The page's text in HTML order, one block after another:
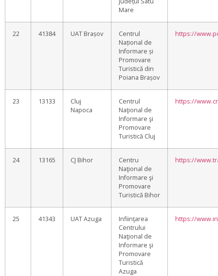
Mare
22 41384 UAT Brașov
Centrul
Național de
Informare și
Promovare
Turistică din
Poiana Brașov
https://
23 13133
Cluj
Napoca
Centrul
Naţional de
Informare şi
Promovare
Turistică Cluj
https://
24 13165 CJ Bihor
Centru
Naţional de
Informare şi
Promovare
Turistică Bihor
https://
25 41343 UAT Azuga
Infiinţarea
Centrului
Naţional de
Informare şi
Promovare
Turistică
Azuga
https://